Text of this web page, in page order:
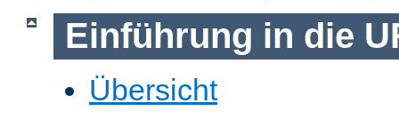
Einführung in die
Übersicht